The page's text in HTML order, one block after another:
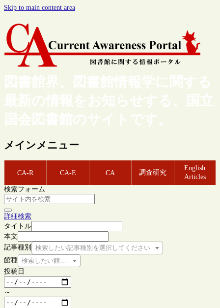
Skip to main content area
図書館界、図書館情報学に関する
最新の情報をお知らせする、国立
国会図書館のサイトです。
メインメニュー
CA-R CA-E CA 調査研究
English
Articles
検索フォーム
詳細検索
タイトル
本文
記事種別
検索したい記事種別を選択してください
館種 検索したい館種を選択してください
投稿日
～